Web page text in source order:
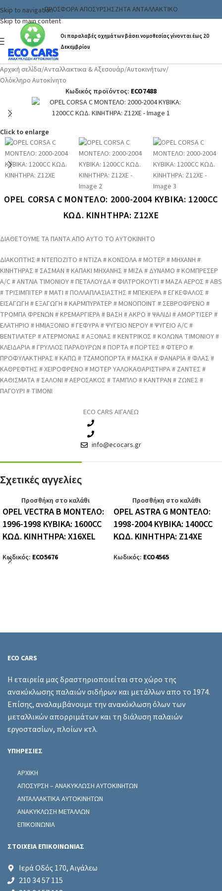
Skip to navigation
Skip to main content
ΠΡΟΣΦΟΡΑ ΑΠΟΣΥΡΣΗΣΖΗΤΑ ΑΝΤΑΛΛΑΚΤΙΚΟ
Οι παραλαβές οχημάτων βάσει νομοθεσίας γίνονται έως 20
Δεκεμβρίου
Αρχική σελίδα/Ανταλλακτικα & Αξεσουάρ/Αυτοκινήτων/
Ολόκληρο Αυτοκίνητο
Κωδικός προϊόντος: ECO7488
Click to enlarge
OPEL CORSA C ΜΟΝΤΕΛΟ: 2000-2004 ΚΥΒΙΚΑ: 1200CC
ΚΩΔ. ΚΙΝΗΤΗΡΑ: Z12XE
ΔΙΑΘΕΤΟΥΜΕ ΤΑ ΠΑΝΤΑ ΑΠΟ ΑΥΤΟ ΤΟ ΑΥΤΟΚΙΝΗΤΟ
ΔΙΑΚΟΠΤΗΣ # ΝΤΕΠΟΖΙΤΟ # ΝΤΙΖΑ # ΚΟΝΣΟΛΑ # ΜΟΤΕΡ # ΜΗΧΑΝΗ #
ΚΙΝΗΤΗΡΑΣ # ΣΑΣΜΑΝ # ΚΑΠΑΚΙ ΜΗΧΑΝΗΣ # ΜΙΖΑ # ΔΥΝΑΜΟ # ΚΟΜΠΡΕΣΕΡ
A/C # ΑΝΤΛΙΑ ΤΙΜΟΝΙΟΥ # ΠΕΤΑΛΟΥΔΑ # ΦΙΛΤΡΟΚΟΥΤΙ # ΜΑΖΑ ΑΕΡΟΣ # ABS
# ΤΡΙΣΙΜΠΙΤΕΡ # ΜΑΤΙ # ΠΟΛΛΑΠΛΑΣΙΑΣΤΗΣ # ΜΠΕΚΙΕΡΑ # ΕΓΚΕΦΑΛΟΣ #
ΕΙΣΑΓΩΓΗ # ΕΞΑΓΩΓΗ # ΚΑΡΜΠΥΡΑΤΕΡ # ΜΟΝΟΠΟΙΝΤ # ΣΕΒΡΟΦΡΕΝΟ #
ΤΡΟΜΠΑ ΦΡΕΝΩΝ # ΚΡΕΜΑΡΓΙΕΡΑ # ΒΑΣΗ # ΑΚΡΟ # ΨΑΛΙΔΙ # ΑΜΟΡΤΙΣΕΡ #
ΕΛΑΤΗΡΙΟ # ΗΜΙΑΞΟΝΙΟ # ΓΕΦΥΡΑ # ΨΥΓΕΙΟ ΝΕΡΟΥ # ΨΥΓΕΙΟ A/C #
ΒΕΝΤΙΛΑΤΕΡ # ΑΤΕΡΜΟΝΑΣ # ΑΞΟΝΑΣ # ΚΕΝΤΡΙΚΟΣ # ΚΟΛΩΝΑ ΤΙΜΟΝΙΟΥ #
ΚΛΕΙΔΑΡΙΑ # ΓΡΥΛΛΟΣ ΠΑΡΑΘΥΡΩΝ # ΠΟΡΤΑ # ΠΟΡΤΕΣ # ΦΤΕΡΟ #
ΠΡΟΦΥΛΑΚΤΗΡΑΣ # ΚΑΠΩ # ΤΖΑΜΟΠΟΡΤΑ # ΜΑΣΚΑ # ΦΑΝΑΡΙΑ # ΦΛΑΣ #
ΚΑΘΡΕΦΤΗΣ # ΧΕΙΡΟΦΡΕΝΟ # ΜΟΤΕΡ ΥΑΛΟΚΑΘΑΡΙΣΤΗΡΑ # ΖΑΝΤΕΣ #
ΚΑΘΙΣΜΑΤΑ # ΣΑΛΟΝΙ # ΑΕΡΟΣΑΚΟΣ # ΤΑΜΠΛΟ # ΚΑΝΤΡΑΝ # ΖΩΝΕΣ #
ΠΑΓΟΥΡΙ # ΤΙΜΟΝΙ
ECO CARS ΑΙΓΑΛΕΩ
info@ecocars.gr
Σχετικές αγγελίες
Προσθήκη στο καλάθι
OPEL VECTRA B ΜΟΝΤΕΛΟ:
1996-1998 ΚΥΒΙΚΑ: 1600CC
ΚΩΔ. ΚΙΝΗΤΗΡΑ: X16XEL
Κωδικός: ECO5676
Προσθήκη στο καλάθι
OPEL ASTRA G ΜΟΝΤΕΛΟ:
1998-2004 ΚΥΒΙΚΑ: 1400CC
ΚΩΔ. ΚΙΝΗΤΗΡΑ: Z14XE
Κωδικός: ECO4565
ECO CARS
Η εταιρεία μας δραστηριοποιείται στο χώρο της
ανακύκλωσης παλαιών σιδήρων και μετάλλων απο το 1974.
Επίσης, αναλαμβάνουμε την ανακύκλωση όλων των
μεταλλικών απορριμάτων και τη διάλυση παλαιών
εργοστασίων, πλοίων κτλ.
ΥΠΗΡΕΣΙΕΣ
ΑΡΧΙΚΗ
ΑΠΟΣΥΡΣΗ – ΑΝΑΚΥΚΛΩΣΗ ΑΥΤΟΚΙΝΗΤΩΝ
ΑΝΤΑΛΛΑΚΤΙΚΑ ΑΥΤΟΚΙΝΗΤΩΝ
ΑΝΑΚΥΚΛΩΣΗ ΜΕΤΑΛΛΩΝ
ΕΠΙΚΟΙΝΩΝΙΑ
ΣΤΟΙΧΕΙΑ ΕΠΙΚΟΙΝΩΝΙΑΣ
Ιερά Οδός 170, Αιγάλεω
210 34 57 115